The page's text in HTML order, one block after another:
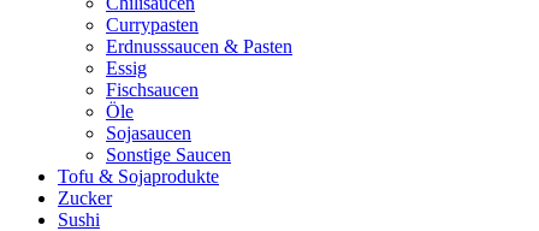
Currypasten
Erdnusssaucen & Pasten
Essig
Fischsaucen
Öle
Sojasaucen
Sonstige Saucen
Tofu & Sojaprodukte
Zucker
Sushi